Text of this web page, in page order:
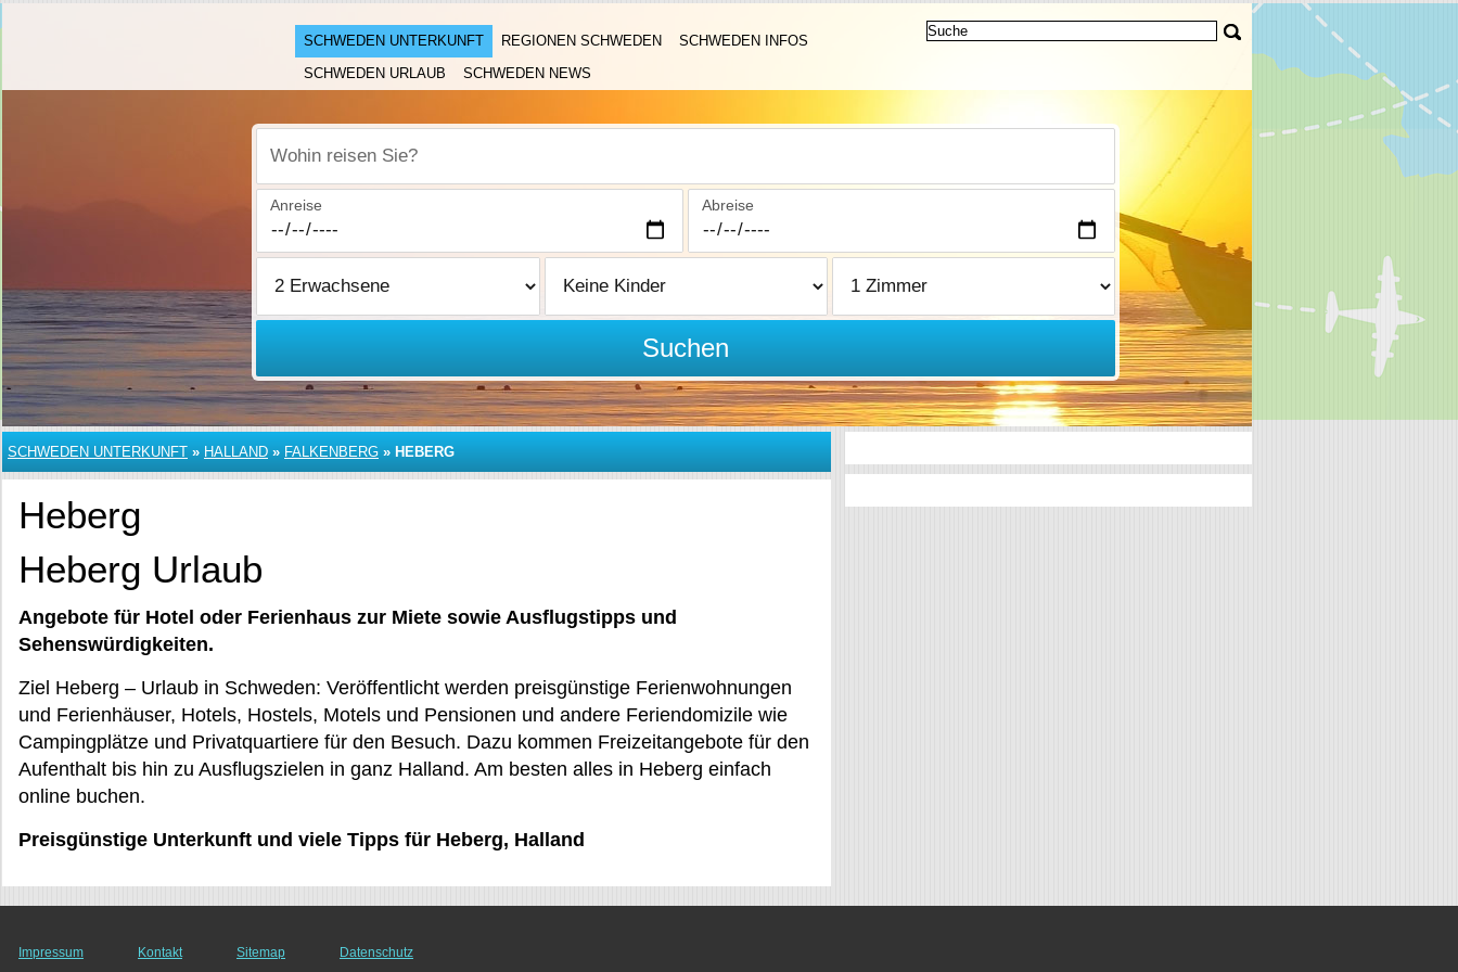
SCHWEDEN UNTERKUNFT REGIONEN SCHWEDEN
SCHWEDEN INFOS
SCHWEDEN URLAUB
SCHWEDEN NEWS
Wohin reisen Sie?
Anreise Abreise
Suchen
SCHWEDEN UNTERKUNFT » HALLAND » FALKENBERG » HEBERG
Heberg
Heberg Urlaub
Angebote für Hotel oder Ferienhaus zur Miete sowie Ausflugstipps und
Sehenswürdigkeiten.
Ziel Heberg – Urlaub in Schweden: Veröffentlicht werden preisgünstige Ferienwohnungen
und Ferienhäuser, Hotels, Hostels, Motels und Pensionen und andere Feriendomizile wie
Campingplätze und Privatquartiere für den Besuch. Dazu kommen Freizeitangebote für den
Aufenthalt bis hin zu Ausflugszielen in ganz Halland. Am besten alles in Heberg einfach
online buchen.
Preisgünstige Unterkunft und viele Tipps für Heberg, Halland
Impressum Kontakt Sitemap Datenschutz